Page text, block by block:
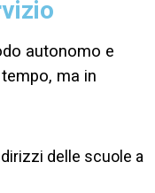
autonomo e
ma in
delle scuole a